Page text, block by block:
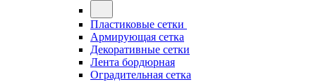
Пластиковые сетки
Армирующая сетка
Декоративные сетки
Лента бордюрная
Оградительная сетка